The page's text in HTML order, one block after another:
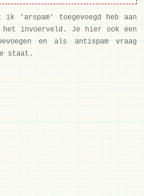
'arspam' toegevoegd heb aan
het invoerveld. Je hier ook een
en als antispam vraag
staat.